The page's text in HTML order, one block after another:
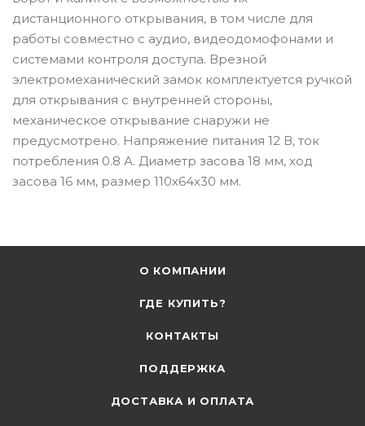
дистанционного открывания, в том числе для
работы совместно с аудио, видеодомофонами и
системами контроля доступа. Врезной
электромеханический замок комплектуется ручкой
для открывания с внутренней стороны,
механическое открывание снаружи не
предусмотрено. Напряжение питания 12 В, ток
потребления 0.8 А. Диаметр засова 18 мм, ход
засова 16 мм, размер 110х64х30 мм.
О КОМПАНИИ
ГДЕ КУПИТЬ?
КОНТАКТЫ
ПОДДЕРЖКА
ДОСТАВКА И ОПЛАТА